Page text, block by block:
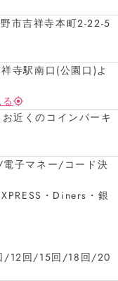
市吉祥寺本町2-22-5
寺駅南口(公園口)よ
る
近くのコインパーキ
子マネー/コード決
・Diners・銀
12回/15回/18回/20